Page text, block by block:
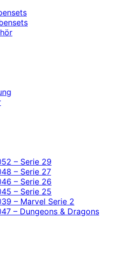
– Serie 29
– Serie 27
– Serie 26
– Serie 25
– Marvel Serie 2
– Dungeons & Dragons